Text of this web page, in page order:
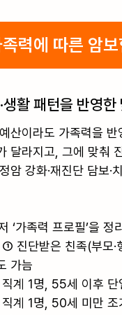
력에 따른 암
생활 패턴을 반영한
산이라도 가족력을
달라지고, 그에 맞춰
암 강화·재진단 담보·
‘가족력 프로필’을 정
① 진단받은 친족(부모
가늠
계 1명, 55세 이후 단
계 1명, 50세 미만